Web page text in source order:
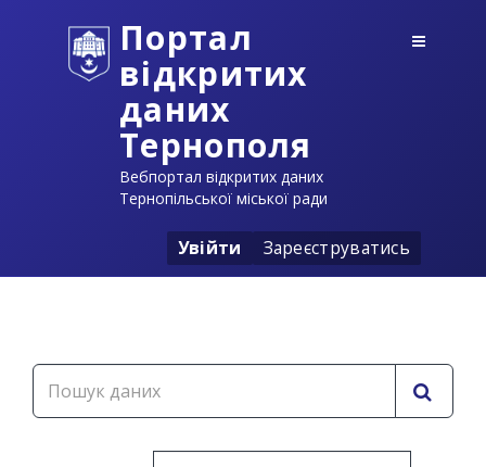
Портал
відкритих
даних
Тернополя
Вебпортал відкритих даних
Тернопільської міської ради
Увійти Зареєструватись